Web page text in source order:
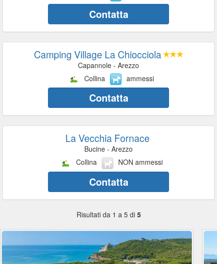
Contatta
Camping Village La Chiocciola
Capannole - Arezzo
Collina
ammessi
Contatta
La Vecchia Fornace
Bucine - Arezzo
Collina
NON ammessi
Contatta
Risultati da 1 a 5 di 5